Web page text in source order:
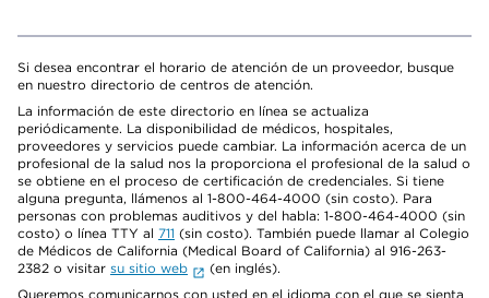
Si desea encontrar el horario de atención de un proveedor, busque
en nuestro directorio de centros de atención.
La información de este directorio en línea se actualiza
periódicamente. La disponibilidad de médicos, hospitales,
proveedores y servicios puede cambiar. La información acerca de un
profesional de la salud nos la proporciona el profesional de la salud o
se obtiene en el proceso de certificación de credenciales. Si tiene
alguna pregunta, llámenos al 1-800-464-4000 (sin costo). Para
personas con problemas auditivos y del habla: 1-800-464-4000 (sin
costo) o línea TTY al 711 (sin costo). También puede llamar al Colegio
de Médicos de California (Medical Board of California) al 916-263-
2382 o visitar su sitio web
(en inglés).
Queremos comunicarnos con usted en el idioma con el que se sienta